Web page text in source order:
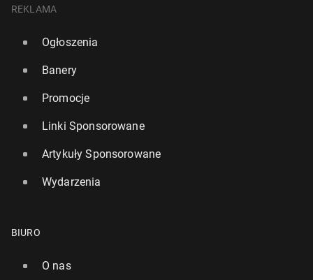
REKLAMA
Ogłoszenia
Banery
Promocje
Linki Sponsorowane
Artykuły Sponsorowane
Wydarzenia
BIURO
O nas